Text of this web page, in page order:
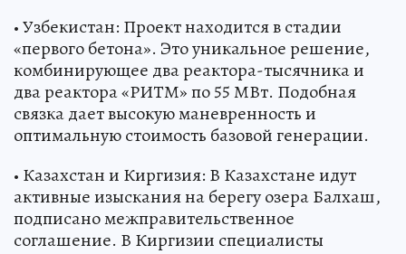
• Узбекистан: Проект находится в стадии
«первого бетона». Это уникальное решение,
комбинирующее два реактора-тысячника и
два реактора «РИТМ» по 55 МВт. Подобная
связка дает высокую маневренность и
оптимальную стоимость базовой генерации.
• Казахстан и Киргизия: В Казахстане идут
активные изыскания на берегу озера Балхаш,
подписано межправительственное
соглашение. В Киргизии специалисты